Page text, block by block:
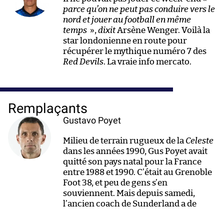
parce qu’on ne peut pas conduire vers le
nord et jouer au football en même
temps », dixitArsène Wenger. Voilà la
star londonienne en route pour
récupérer le mythique numéro 7 des
Red Devils. La vraie info mercato.
Remplaçants
Gustavo Poyet
Milieu de terrain rugueux de la Celeste
dans les années 1990, Gus Poyet avait
quitté son pays natal pour la France
entre 1988 et 1990. C’était au Grenoble
Foot 38, et peu de gens s’en
souviennent. Mais depuis samedi,
l’ancien coach de Sunderland a de